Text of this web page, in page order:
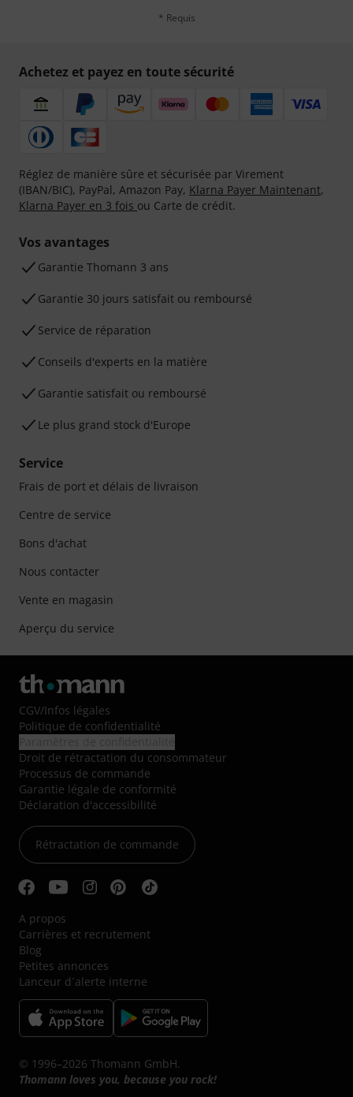
* Requis
Achetez et payez en toute sécurité
Réglez de manière sûre et sécurisée par Virement
(IBAN/BIC), PayPal, Amazon Pay, Klarna Payer Maintenant,
Klarna Payer en 3 fois ou Carte de crédit.
Vos avantages
Ga­ran­tie Thomann 3 ans
Garantie 30 jours satisfait ou remboursé
Service de réparation
Conseils d'experts en la matière
Garantie satisfait ou remboursé
Le plus grand stock d'Europe
Service
Frais de port et délais de livraison
Centre de service
Bons d'achat
Nous contacter
Vente en magasin
Aperçu du service
CGV/Infos légales
Politique de confidentialité
Droit de rétractation du consommateur
Processus de commande
Garantie légale de conformité
Déclaration d'accessibilité
Rétractation de commande
A propos
Carrières et recrutement
Blog
Petites annonces
Lanceur d´alerte interne
© 1996–2026 Thomann GmbH.
Thomann loves you, because you rock!